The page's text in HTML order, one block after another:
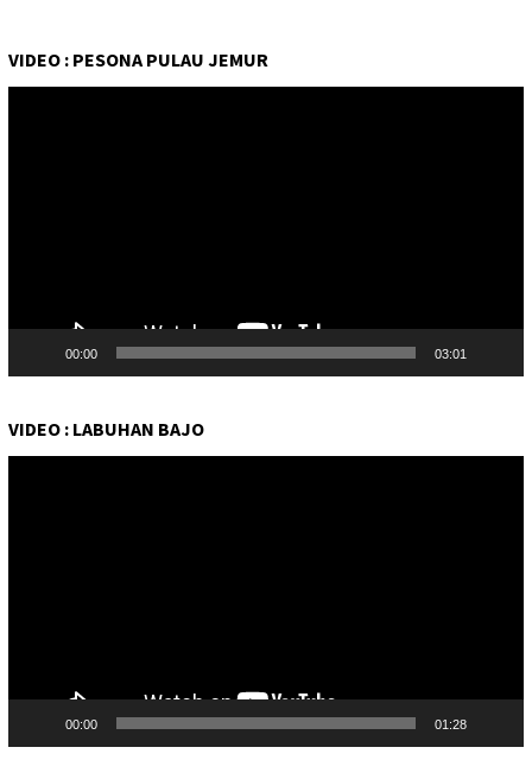
VIDEO : PESONA PULAU JEMUR
00:00 03:01
VIDEO : LABUHAN BAJO
00:00 01:28